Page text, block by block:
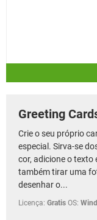
Greeting
Crie o seu próprio
especial. Sirva-se
cor, adicione o texto
também tirar uma
desenhar o...
Licença: Gratis OS: